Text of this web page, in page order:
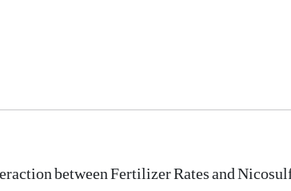
between Fertilizer Rates and